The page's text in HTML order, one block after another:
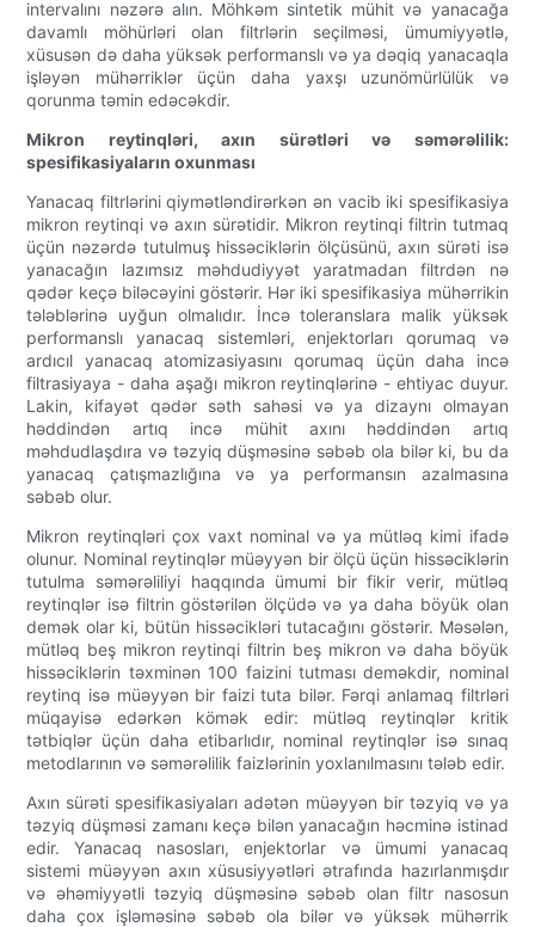
intervalını nəzərə alın. Möhkəm sintetik mühit və yanacağa
davamlı möhürləri olan filtrlərin seçilməsi, ümumiyyətlə,
xüsusən də daha yüksək performanslı və ya dəqiq yanacaqla
işləyən mühərriklər üçün daha yaxşı uzunömürlülük və
qorunma təmin edəcəkdir.
Mikron reytinqləri, axın sürətləri və səmərəlilik:
spesifikasiyaların oxunması
Yanacaq filtrlərini qiymətləndirərkən ən vacib iki spesifikasiya
mikron reytinqi və axın sürətidir. Mikron reytinqi filtrin tutmaq
üçün nəzərdə tutulmuş hissəciklərin ölçüsünü, axın sürəti isə
yanacağın lazımsız məhdudiyyət yaratmadan filtrdən nə
qədər keçə biləcəyini göstərir. Hər iki spesifikasiya mühərrikin
tələblərinə uyğun olmalıdır. İncə toleranslara malik yüksək
performanslı yanacaq sistemləri, enjektorları qorumaq və
ardıcıl yanacaq atomizasiyasını qorumaq üçün daha incə
filtrasiyaya - daha aşağı mikron reytinqlərinə - ehtiyac duyur.
Lakin, kifayət qədər səth sahəsi və ya dizaynı olmayan
həddindən artıq incə mühit axını həddindən artıq
məhdudlaşdıra və təzyiq düşməsinə səbəb ola bilər ki, bu da
yanacaq çatışmazlığına və ya performansın azalmasına
səbəb olur.
Mikron reytinqləri çox vaxt nominal və ya mütləq kimi ifadə
olunur. Nominal reytinqlər müəyyən bir ölçü üçün hissəciklərin
tutulma səmərəliliyi haqqında ümumi bir fikir verir, mütləq
reytinqlər isə filtrin göstərilən ölçüdə və ya daha böyük olan
demək olar ki, bütün hissəcikləri tutacağını göstərir. Məsələn,
mütləq beş mikron reytinqi filtrin beş mikron və daha böyük
hissəciklərin təxminən 100 faizini tutması deməkdir, nominal
reytinq isə müəyyən bir faizi tuta bilər. Fərqi anlamaq filtrləri
müqayisə edərkən kömək edir: mütləq reytinqlər kritik
tətbiqlər üçün daha etibarlıdır, nominal reytinqlər isə sınaq
metodlarının və səmərəlilik faizlərinin yoxlanılmasını tələb edir.
Axın sürəti spesifikasiyaları adətən müəyyən bir təzyiq və ya
təzyiq düşməsi zamanı keçə bilən yanacağın həcminə istinad
edir. Yanacaq nasosları, enjektorlar və ümumi yanacaq
sistemi müəyyən axın xüsusiyyətləri ətrafında hazırlanmışdır
və əhəmiyyətli təzyiq düşməsinə səbəb olan filtr nasosun
daha çox işləməsinə səbəb ola bilər və yüksək mühərrik